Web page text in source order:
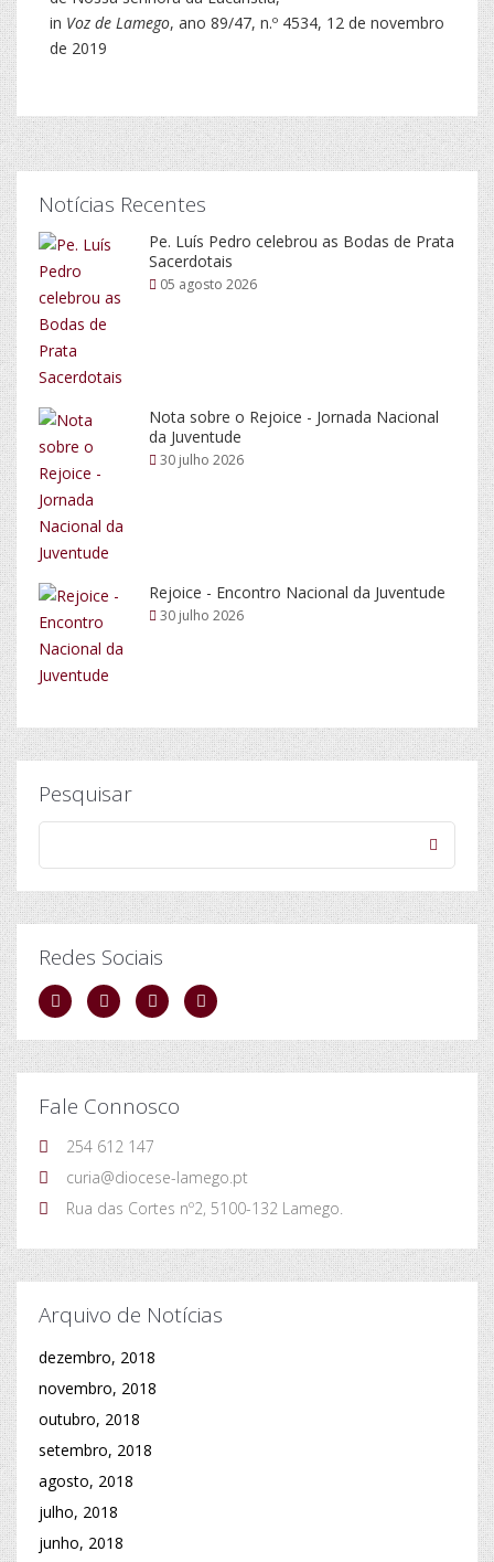
in Voz de Lamego, ano 89/47, n.º 4534, 12 de novembro
de 2019
Notícias Recentes
Pe. Luís Pedro celebrou as Bodas de Prata
Sacerdotais
05 agosto 2026
Nota sobre o Rejoice - Jornada Nacional
da Juventude
30 julho 2026
Rejoice - Encontro Nacional da Juventude
30 julho 2026
Pesquisar
Redes Sociais
Fale Connosco
254 612 147
curia@diocese-lamego.pt
Rua das Cortes nº2, 5100-132 Lamego.
Arquivo de Notícias
dezembro, 2018
novembro, 2018
outubro, 2018
setembro, 2018
agosto, 2018
julho, 2018
junho, 2018